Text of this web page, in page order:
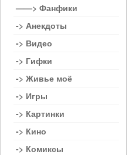
——> Фанфики
-> Анекдоты
-> Видео
-> Гифки
-> Живье моё
-> Игры
-> Картинки
-> Кино
-> Комиксы